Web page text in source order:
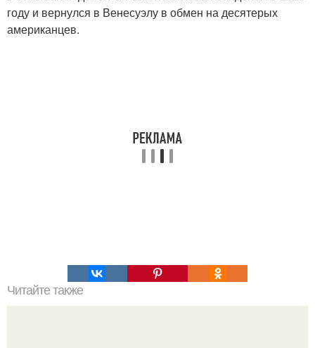
году и вернулся в Венесуэлу в обмен на десятерых
американцев.
Читайте также